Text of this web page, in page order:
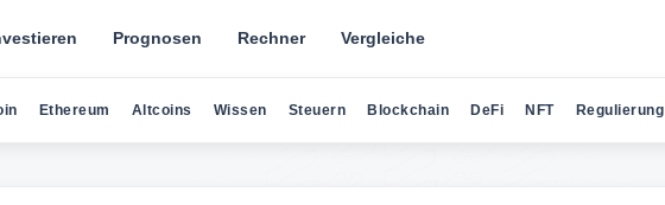
Prognosen Rechner Vergleiche
Ethereum Altcoins Wissen Steuern Blockchain DeFi NFT Regulierung